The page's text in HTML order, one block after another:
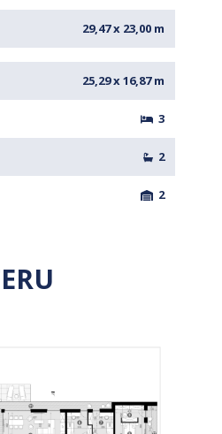
29,47 x 23,00 m
25,29 x 16,87 m
3
2
2